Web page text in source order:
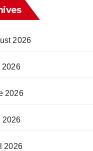
2026
2026
2026
2026
2026